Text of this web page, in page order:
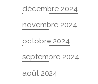
décembre 2024
novembre 2024
octobre 2024
septembre 2024
août 2024